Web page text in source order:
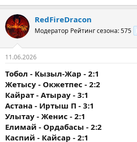
RedFireDracon
Модератор Рейтинг сезона: 575
11.06.2026
Тобол - Кызыл-Жар - 2:1
Жетысу - Окжетпес - 2:2
Кайрат - Атырау - 3:1
Астана - Иртыш П - 3:1
Улытау - Женис - 2:1
Елимай - Ордабасы - 2:2
Каспий - Кайсар - 2:1